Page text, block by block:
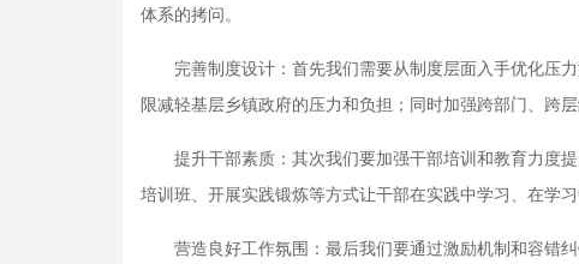
体系的拷问。
完善制度设计：首先我们需要从制度层面入手优化压力
限减轻基层乡镇政府的压力和负担；同时加强跨部门、跨
提升干部素质：其次我们要加强干部培训和教育力度
培训班、开展实践锻炼等方式让干部在实践中学习、在学
营造良好工作氛围：最后我们要通过激励机制和容错纠